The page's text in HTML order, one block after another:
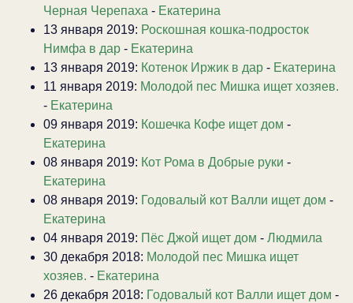
Черная Черепаха - Екатерина
13 января 2019: Роскошная кошка-подросток
Нимфа в дар - Екатерина
13 января 2019: Котенок Иржик в дар - Екатерина
11 января 2019: Молодой пес Мишка ищет хозяев.
- Екатерина
09 января 2019: Кошечка Кофе ищет дом -
Екатерина
08 января 2019: Кот Рома в Добрые руки -
Екатерина
08 января 2019: Годовалый кот Валли ищет дом -
Екатерина
04 января 2019: Пёс Джой ищет дом - Людмила
30 декабря 2018: Молодой пес Мишка ищет
хозяев. - Екатерина
26 декабря 2018: Годовалый кот Валли ищет дом -